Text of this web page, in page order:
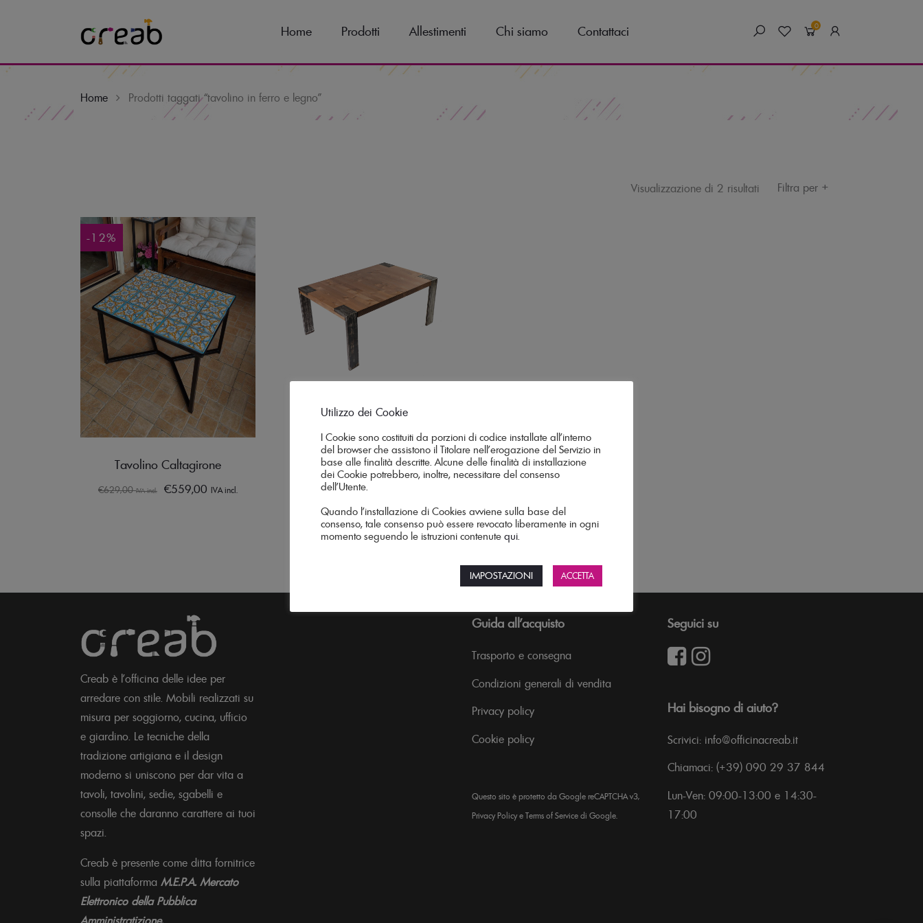
Home Prodotti Allestimenti Chi siamo Contattaci 0
Home Prodotti taggati “tavolino in ferro e legno”
content
Filtra per +
Visualizzazione di 2 risultati
-12%
Tavolino Caltagirone
€629,00 IVA incl. €559,00 IVA incl.
Tavolino Letojanni
€820,00 IVA incl.
Creab è l'officina delle idee per
arredare con stile. Mobili realizzati su
misura per soggiorno, cucina, ufficio
e giardino. Le tecniche della
tradizione artigiana e il design
moderno si uniscono per dar vita a
tavoli, tavolini, sedie, sgabelli e
consolle che daranno carattere ai tuoi
spazi.
Creab è presente come ditta fornitrice
sulla piattaforma M.E.P.A. Mercato
Elettronico della Pubblica
Guida all’acquisto
Trasporto e consegna
Condizioni generali di vendita
Privacy policy
Cookie policy
Questo sito è protetto da Google reCAPTCHA v3,
Privacy Policye Terms of Service di Google.
Seguici su
Hai bisogno di aiuto?
Scrivici: info@officinacreab.it
Chiamaci: (+39) 090 29 37 844
Lun-Ven: 09:00-13:00 e 14:30-
17:00
Utilizzo dei Cookie
I Cookie sono costituiti da porzioni di codice installate all’interno
del browser che assistono il Titolare nell’erogazione del Servizio in
base alle finalità descritte. Alcune delle finalità di installazione
dei Cookie potrebbero, inoltre, necessitare del consenso
dell’Utente.
Quando l’installazione di Cookies avviene sulla base del
consenso, tale consenso può essere revocato liberamente in ogni
momento seguendo le istruzioni contenute qui.
IMPOSTAZIONI ACCETTA